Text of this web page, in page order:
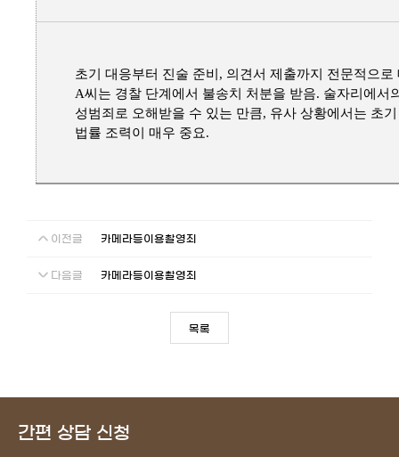
초기 대응부터 진술 준비, 의견서 제출까지 전문적으로
A씨는 경찰 단계에서 불송치 처분을 받음. 술자리에서
성범죄로 오해받을 수 있는 만큼, 유사 상황에서는 초
법률 조력이 매우 중요.
이전글 카메라등이용촬영죄
다음글 카메라등이용촬영죄
목록
간편 상담 신청